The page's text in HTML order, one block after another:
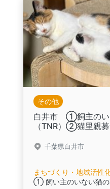
その他
白井市 ①飼主のい
（TNR）②猫里
千葉県白井市
まちづくり・地域活性